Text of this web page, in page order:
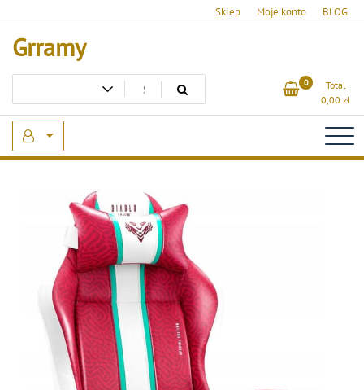
to
content
Sklep Moje konto BLOG
Grramy
0
Total
0,00 zł